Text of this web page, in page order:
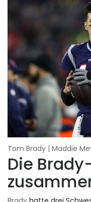
Tom Brady | Maddie
Die